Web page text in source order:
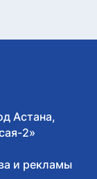
Астана,
2»
и рекламы